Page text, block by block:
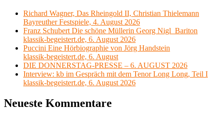
Richard Wagner, Das Rheingold II, Christian Thielemann
Bayreuther Festspiele, 4. August 2026
Franz Schubert Die schöne Müllerin Georg Nigl Bariton
klassik-begeistert.de, 6. August 2026
Puccini Eine Hörbiographie von Jörg Handstein
klassik-begeistert.de, 6. August
DIE DONNERSTAG-PRESSE – 6. AUGUST 2026
Interview: kb im Gespräch mit dem Tenor Long Long, Teil I
klassik-begeistert.de, 6. August 2026
Neueste Kommentare